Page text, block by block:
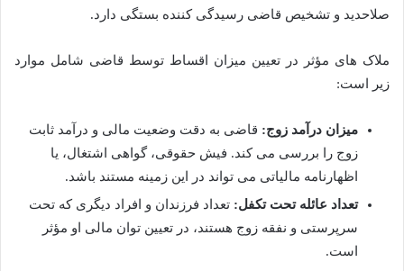
صلاحدید و تشخیص قاضی رسیدگی کننده بستگی دارد.
ملاک های مؤثر در تعیین میزان اقساط توسط قاضی شامل موارد
زیر است:
میزان درآمد زوج: قاضی به دقت وضعیت مالی و درآمد ثابت
زوج را بررسی می کند. فیش حقوقی، گواهی اشتغال، یا
اظهارنامه مالیاتی می تواند در این زمینه مستند باشد.
تعداد عائله تحت تکفل: تعداد فرزندان و افراد دیگری که تحت
سرپرستی و نفقه زوج هستند، در تعیین توان مالی او مؤثر
است.